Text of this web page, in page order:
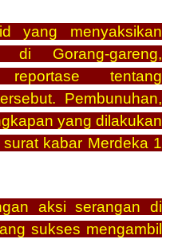
yang menyaksikan
di Gorang-gareng,
tentang
Pembunuhan,
yang dilakukan
kabar Merdeka 1
aksi serangan di
sukses mengambil